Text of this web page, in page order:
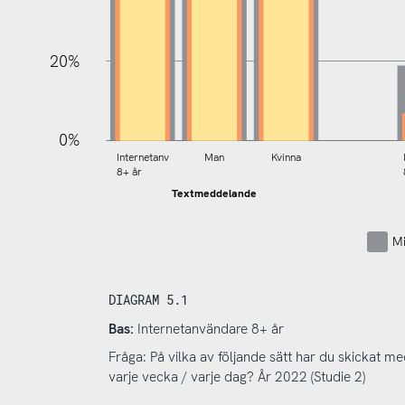
20%
0%
Textmeddelande
Internetanv
8+ år
Man Kvinna
DIAGRAM 5.1
Bas: Internetanvändare 8+ år
Fråga: På vilka av följande sätt har du skickat
varje vecka / varje dag? År 2022 (Studie 2)